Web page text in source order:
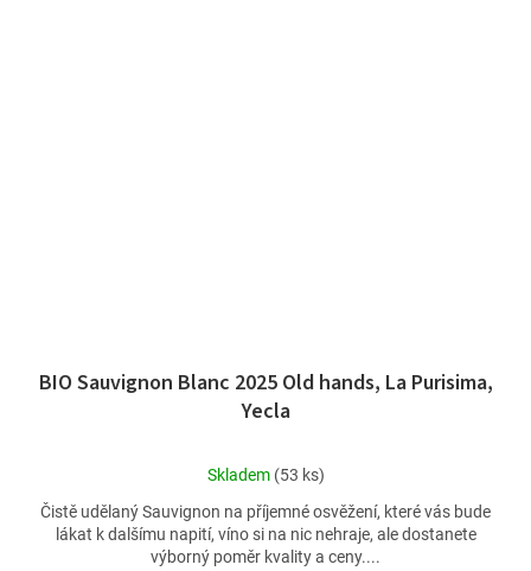
BIO Sauvignon Blanc 2025 Old hands, La Purisima,
Yecla
Průměrné
produktu
je
5,0
Skladem (53 ks)
Čistě udělaný Sauvignon na příjemné osvěžení, které vás bude
lákat k dalšímu napití, víno si na nic nehraje, ale dostanete
výborný poměr kvality a ceny....